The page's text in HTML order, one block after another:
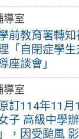
導室
前教育署轉
「自閉症學
座談會」
導室
訂114年11
子 高級中學
，因受颱風